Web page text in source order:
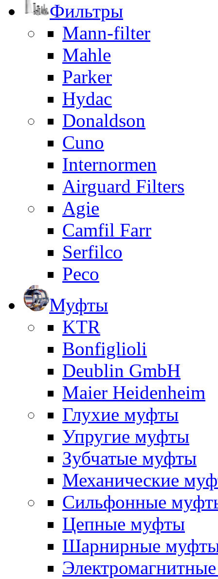
Фильтры
Mann-filter
Mahle
Parker
Hydac
Donaldson
Cuno
Internormen
Airguard Filters
Agie
Camfil Farr
Serfilco
Peco
Муфты
KTR
Bonfiglioli
Deublin GmbH
Maier Heidenheim
Глухие муфты
Упругие муфты
Зубчатые муфты
Механические
Сильфонные
Цепные муфты
Шарнирные